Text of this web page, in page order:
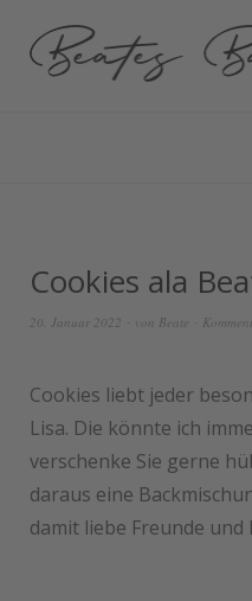
Cookies ala
20. Januar 2022 von Beate
Cookies liebt jeder
Lisa. Die könnte ich
verschenke Sie gerne
daraus eine
damit liebe Freunde und